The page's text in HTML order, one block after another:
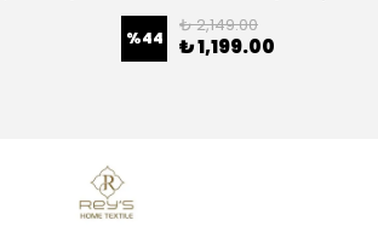
%44
₺ 2,149.00
₺ 1,199.00